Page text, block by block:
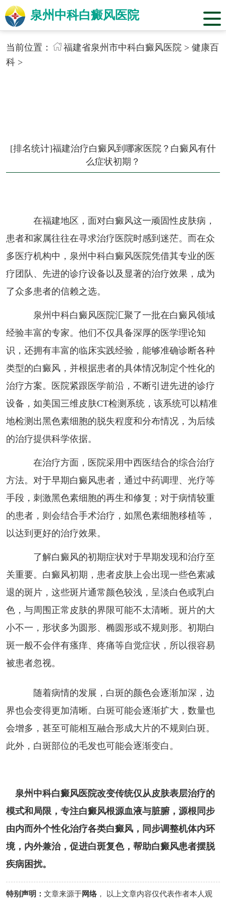
泉州中科白癜风医院
当前位置： 福建省泉州市中科白癜风医院> 健康百
科>
[排名统计]福建治疗白癜风到哪家医院？白癜风有什
么症状初期？
在福建地区，面对白癜风这一顽固性皮肤病，
患者和家属往往在寻求治疗医院时感到迷茫。而在众
多医疗机构中，泉州中科白癜风医院凭借其专业的医
疗团队、先进的诊疗设备以及显著的治疗效果，成为
了众多患者的信赖之选。
泉州中科白癜风医院汇聚了一批在白癜风领域
经验丰富的专家。他们不仅具备深厚的医学理论知
识，还拥有丰富的临床实践经验，能够准确诊断各种
类型的白癜风，并根据患者的具体情况制定个性化的
治疗方案。医院紧跟医学前沿，不断引进先进的诊疗
设备，如美国三维皮肤CT检测系统，该系统可以精准
地检测出黑色素细胞的脱失程度和分布情况，为后续
的治疗提供科学依据。
在治疗方面，医院采用中西医结合的综合治疗
方法。对于早期白癜风患者，通过中药调理、光疗等
手段，刺激黑色素细胞的再生和修复；对于病情较重
的患者，则会结合手术治疗，如黑色素细胞移植等，
以达到更好的治疗效果。
了解白癜风的初期症状对于早期发现和治疗至
关重要。白癜风初期，患者皮肤上会出现一些色素减
退的斑片，这些斑片通常颜色较浅，呈淡白色或乳白
色，与周围正常皮肤的界限可能不太清晰。斑片的大
小不一，形状多为圆形、椭圆形或不规则形。初期白
斑一般不会伴有瘙痒、疼痛等自觉症状，所以很容易
被患者忽视。
随着病情的发展，白斑的颜色会逐渐加深，边
界也会变得更加清晰。白斑可能会逐渐扩大，数量也
会增多，甚至可能相互融合形成大片的不规则白斑。
此外，白斑部位的毛发也可能会逐渐变白。
泉州中科白癜风医院改变传统仅从皮肤表层治疗的
模式和局限，专注白癜风根源血液与脏腑，源根同步
由内而外个性化治疗各类白癜风，同步调整机体内环
境，内外兼治，促进白斑复色，帮助白癜风患者摆脱
疾病困扰。
特别声明： 文章来源于网络， 以上文章内容仅代表作者本人观